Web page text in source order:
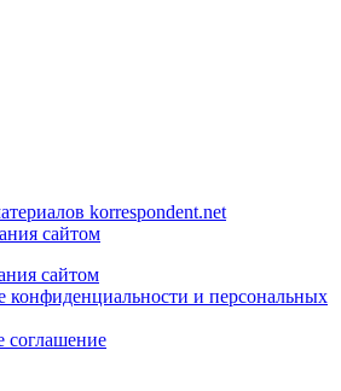
korrespondent.net
сайтом
сайтом
конфиденциальности и персональных
соглашение